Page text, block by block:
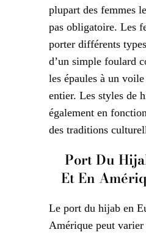
plupart des femmes
pas obligatoire. Les
porter différents
d’un simple foulard
les épaules à un
entier. Les styles de
également en
des traditions
Port Du
Et En
Le port du hijab en
Amérique peut